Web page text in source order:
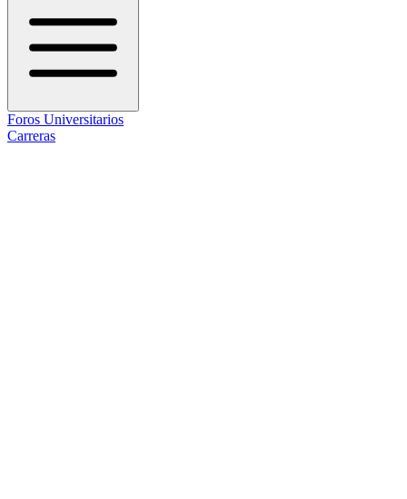
Foros Universitarios
Carreras